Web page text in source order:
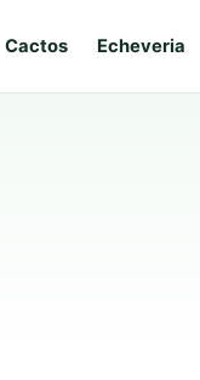
Cactos Echeveria